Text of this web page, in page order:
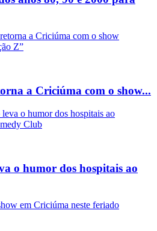
a Criciúma com o show...
o humor dos hospitais ao